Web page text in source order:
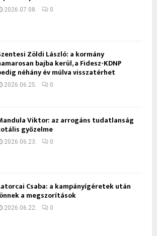
2026.07.08. 0
Zöldi László: a kormány
bajba kerül, a Fidesz-KDNP
néhány év múlva visszatérhet
2026.06.25. 0
Viktor: az arrogáns tudatlanság
győzelme
2026.06.23. 0
Csaba: a kampányígéretek után
a megszorítások
2026.06.22. 0